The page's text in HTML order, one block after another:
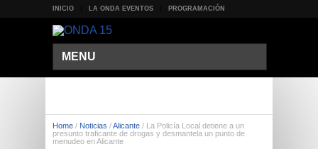
INICIO LA ONDA EVENTOS PROGRAMACIÓN
MENU
Home / Noticias /Alicante / La Policía Local detiene a un
presunto traficante de drogas y desmantela un punto de
menudeo en Alicante